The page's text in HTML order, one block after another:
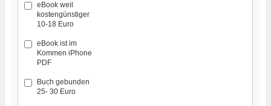
eBook weil
kostengünstiger
10-18 Euro
eBook ist im
Kommen iPhone
PDF
Buch gebunden
25- 30 Euro